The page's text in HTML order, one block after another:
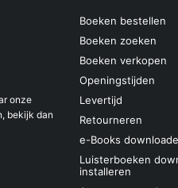
onze
bekijk dan
Boeken bestellen
Boeken zoeken
Boeken verkopen
Openingstijden
Levertijd
Retourneren
e-Books
Luisterboeken
installeren